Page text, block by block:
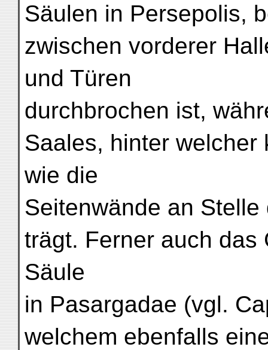
Säulen in Persepolis,
zwischen vorderer
und Türen
durchbrochen ist,
Saales, hinter
wie die
Seitenwände an
trägt. Ferner auch das
Säule
in Pasargadae (vgl.
welchem ebenfalls